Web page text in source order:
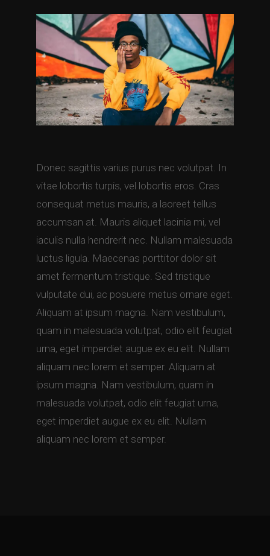
Donec sagittis varius purus nec volutpat. In
vitae lobortis turpis, vel lobortis eros. Cras
consequat metus mauris, a laoreet tellus
accumsan at. Mauris aliquet lacinia mi, vel
iaculis nulla hendrerit nec. Nullam malesuada
luctus ligula. Maecenas porttitor dolor sit
amet fermentum tristique. Sed tristique
vulputate dui, ac posuere metus ornare eget.
Aliquam at ipsum magna. Nam vestibulum,
quam in malesuada volutpat, odio elit feugiat
urna, eget imperdiet augue ex eu elit. Nullam
aliquam nec lorem et semper. Aliquam at
ipsum magna. Nam vestibulum, quam in
malesuada volutpat, odio elit feugiat urna,
eget imperdiet augue ex eu elit. Nullam
aliquam nec lorem et semper.